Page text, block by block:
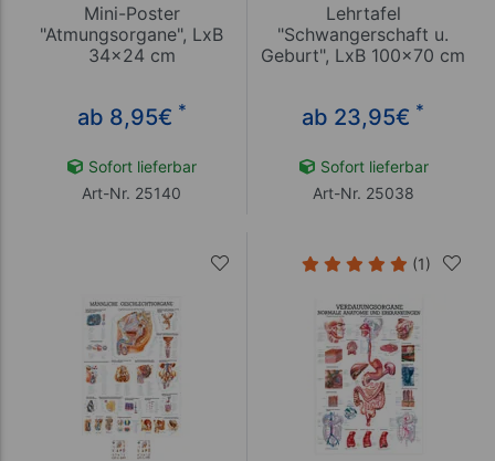
Mini-Poster
"Atmungsorgane", LxB
34x24 cm
ab 8,95€ *
Sofort lieferbar
Art-Nr. 25140
Lehrtafel
"Schwangerschaft u.
Geburt", LxB 100x70 cm
ab 23,95€ *
Sofort lieferbar
Art-Nr. 25038
(1)